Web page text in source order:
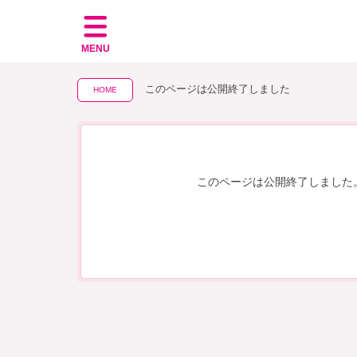
MENU
HOME このページは公開終了しました
このページは公開終了しました